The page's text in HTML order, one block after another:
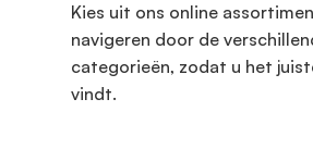
Kies uit ons online
navigeren door de
categorieën, zodat u het
vindt.